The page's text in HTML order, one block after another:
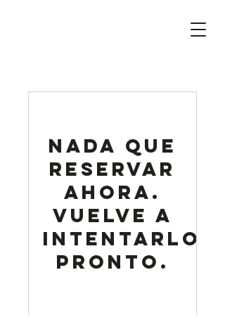
Nada que
reservar
ahora.
Vuelve a
intentarlo
pronto.